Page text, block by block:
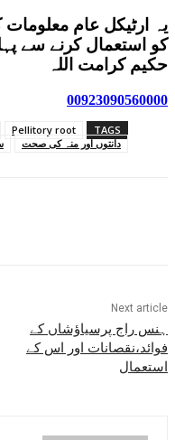
یہ ارٹیکل عام
کو استعمال کرنے سے
حکیم کرامت اللہ
00923090560000
TAGS
Pellitory root
دانتوں اور منہ کی صحت
Next article
ہنس راج پرسیاؤشاں کے
فوائد،نقصانات اور اس کے
استعمال